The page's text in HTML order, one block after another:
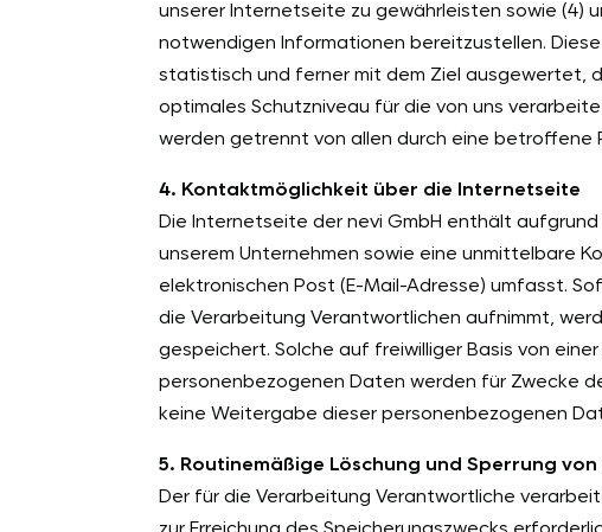
unserer Internetseite zu gewährleisten sowie (4)
notwendigen Informationen bereitzustellen.
statistisch und ferner mit dem Ziel ausgewertet,
optimales Schutzniveau für die von uns
werden getrennt von allen durch eine
4. Kontaktmöglichkeit über die Internetseite
Die Internetseite der nevi GmbH enthält
unserem Unternehmen sowie eine unmittelbare
elektronischen Post (E-Mail-Adresse) umfasst.
die Verarbeitung Verantwortlichen aufnimmt,
gespeichert. Solche auf freiwilliger Basis von
personenbezogenen Daten werden für Zwecke
keine Weitergabe dieser personenbezogenen
5. Routinemäßige Löschung und Sperrung
Der für die Verarbeitung Verantwortliche